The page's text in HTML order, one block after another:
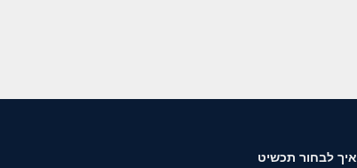
איך לבחור תכשיט